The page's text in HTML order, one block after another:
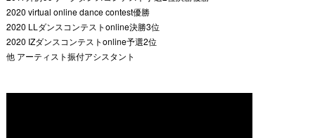
2020 virtual online dance contest優勝
2020 LLダンスコンテストonline決勝3位
2020 IZダンスコンテストonline予選2位
他 アーティスト振付アシスタント